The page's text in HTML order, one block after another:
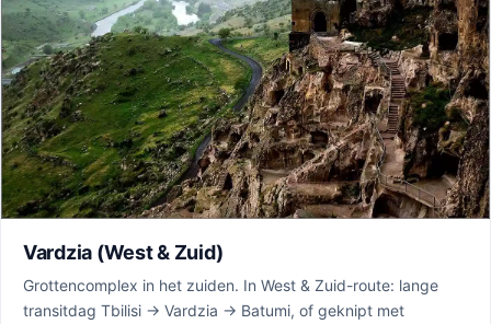
Vardzia (West & Zuid)
Grottencomplex in het zuiden. In West & Zuid-route: lange
transitdag Tbilisi → Vardzia → Batumi, of geknipt met